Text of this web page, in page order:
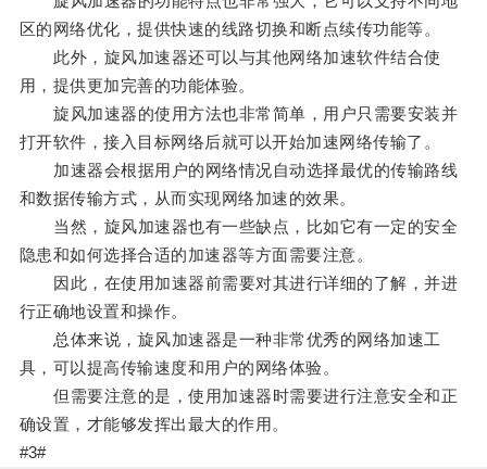
区的网络优化，提供快速的线路切换和断点续传功能等。
此外，旋风加速器还可以与其他网络加速软件结合使
用，提供更加完善的功能体验。
旋风加速器的使用方法也非常简单，用户只需要安装并
打开软件，接入目标网络后就可以开始加速网络传输了。
加速器会根据用户的网络情况自动选择最优的传输路线
和数据传输方式，从而实现网络加速的效果。
当然，旋风加速器也有一些缺点，比如它有一定的安全
隐患和如何选择合适的加速器等方面需要注意。
因此，在使用加速器前需要对其进行详细的了解，并进
行正确地设置和操作。
总体来说，旋风加速器是一种非常优秀的网络加速工
具，可以提高传输速度和用户的网络体验。
但需要注意的是，使用加速器时需要进行注意安全和正
确设置，才能够发挥出最大的作用。
#3#